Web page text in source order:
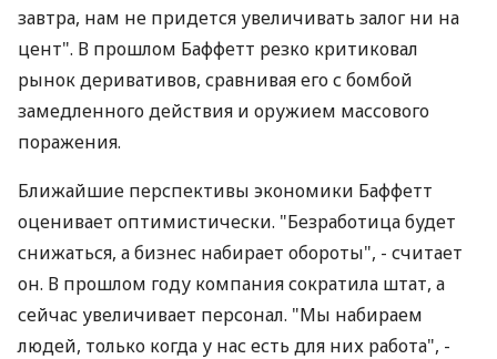
завтра, нам не придется увеличивать залог ни на
цент". В прошлом Баффетт резко критиковал
рынок деривативов, сравнивая его с бомбой
замедленного действия и оружием массового
поражения.
Ближайшие перспективы экономики Баффетт
оценивает оптимистически. "Безработица будет
снижаться, а бизнес набирает обороты", - считает
он. В прошлом году компания сократила штат, а
сейчас увеличивает персонал. "Мы набираем
людей, только когда у нас есть для них работа", -